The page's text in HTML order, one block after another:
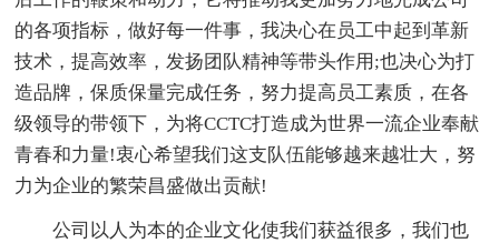
的各项指标，做好每一件事，我决心在员工中起到革新
技术，提高效率，发扬团队精神等带头作用;也决心为打
造品牌，保质保量完成任务，努力提高员工素质，在各
级领导的带领下，为将CCTC打造成为世界一流企业奉献
青春和力量!衷心希望我们这支队伍能够越来越壮大，努
力为企业的繁荣昌盛做出贡献!
公司以人为本的企业文化使我们获益很多，我们也